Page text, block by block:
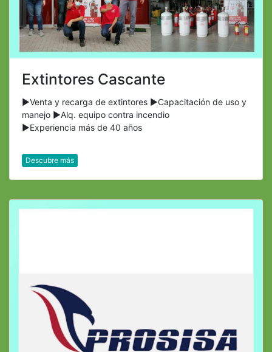
Extintores Cascante
►Venta y recarga de extintores ►Capacitación de uso y
manejo ►Alq. equipo contra incendio
►Experiencia más de 40 años
Descubre más